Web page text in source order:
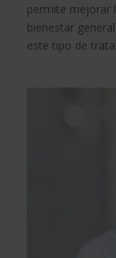
permite mejorar
bienestar
este tipo de